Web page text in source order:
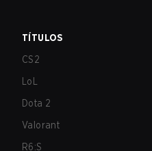
TÍTULOS
CS2
LoL
Dota 2
Valorant
R6:S